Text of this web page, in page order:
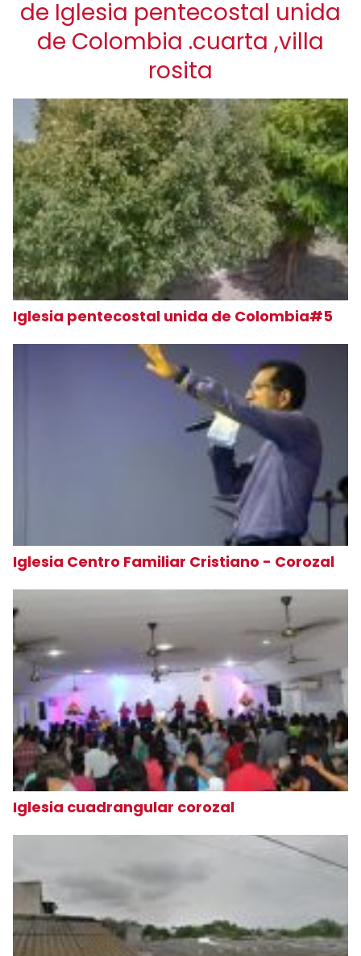
de Iglesia pentecostal unida
de Colombia .cuarta ,villa
rosita
Iglesia pentecostal unida de Colombia#5
Iglesia Centro Familiar Cristiano - Corozal
Iglesia cuadrangular corozal